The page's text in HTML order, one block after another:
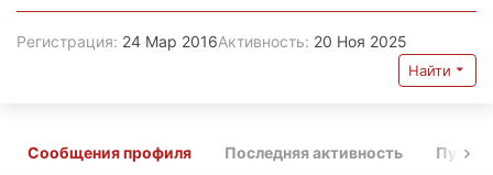
Регистрация 24 Мар 2016Активность 20 Ноя 2025
Найти
Сообщения профиля Последняя активность